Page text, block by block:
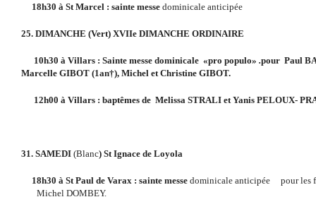
18h30 à St Marcel : sainte messe dominicale anticipée
25. DIMANCHE (Vert) XVIIe DIMANCHE ORDINAIRE
10h30 à Villars : Sainte messe dominicale «pro populo» .pour Paul
Marcelle GIBOT (1an†), Michel et Christine GIBOT.
12h00 à Villars : baptêmes de Melissa STRALI et Yanis PELOUX-
31. SAMEDI (Blanc) St Ignace de Loyola
18h30 à St Paul de Varax : sainte messe dominicale anticipée
pour les
Michel DOMBEY.